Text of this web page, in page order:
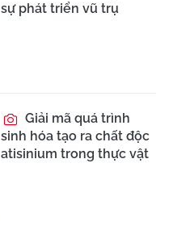
sự phát triển vũ trụ
Giải mã quá trình
sinh hóa tạo ra chất độc
atisinium trong thực vật